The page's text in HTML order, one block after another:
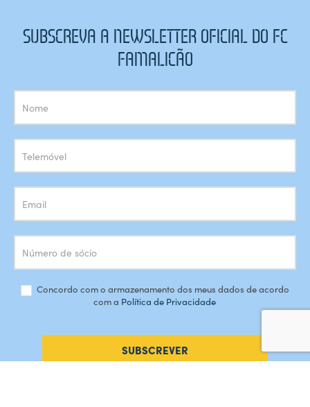
SUBSCREVA A NEWSLETTER OFICIAL DO FC
FAMALICÃO
Subscrição
Newsletter
Concordo com o armazenamento dos meus dados de acordo
com a Política de Privacidade
SUBSCREVER